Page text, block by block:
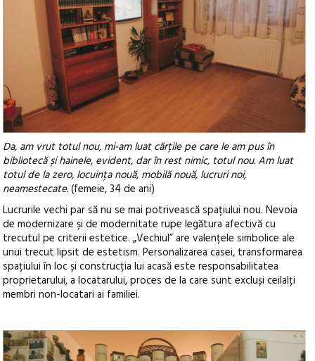
Da, am vrut totul nou, mi-am luat cărțile pe care le am pus în
bibliotecă și hainele, evident, dar în rest nimic, totul nou. Am luat
totul de la zero, locuința nouă, mobilă nouă, lucruri noi,
neamestecate.(femeie, 34 de ani)
Lucrurile vechi par să nu se mai potrivească spațiului nou. Nevoia
de modernizare și de modernitate rupe legătura afectivă cu
trecutul pe criterii estetice. „Vechiul” are valențele simbolice ale
unui trecut lipsit de estetism. Personalizarea casei, transformarea
spațiului în loc și construcția lui acasă este responsabilitatea
proprietarului, a locatarului, proces de la care sunt excluși ceilalți
membri non-locatari ai familiei.